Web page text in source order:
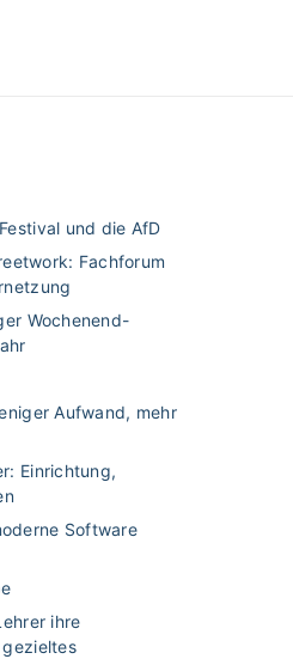
und die AfD
Fachforum
Wochenend-
Aufwand, mehr
Einrichtung,
Software
ihre